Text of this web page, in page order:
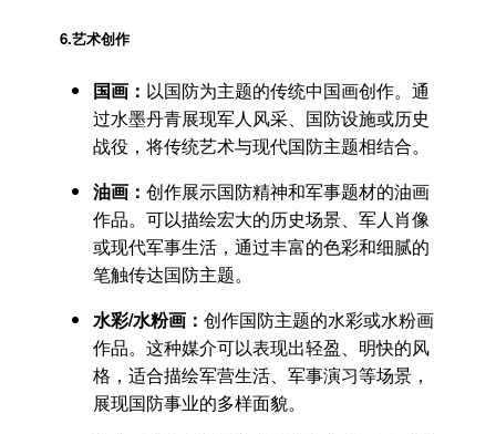
6.艺术创作
国画： 以国防为主题的传统中国画创作。通
过水墨丹青展现军人风采、国防设施或历史
战役，将传统艺术与现代国防主题相结合。
油画： 创作展示国防精神和军事题材的油画
作品。可以描绘宏大的历史场景、军人肖像
或现代军事生活，通过丰富的色彩和细腻的
笔触传达国防主题。
水彩/水粉画： 创作国防主题的水彩或水粉画
作品。这种媒介可以表现出轻盈、明快的风
格，适合描绘军营生活、军事演习等场景，
展现国防事业的多样面貌。